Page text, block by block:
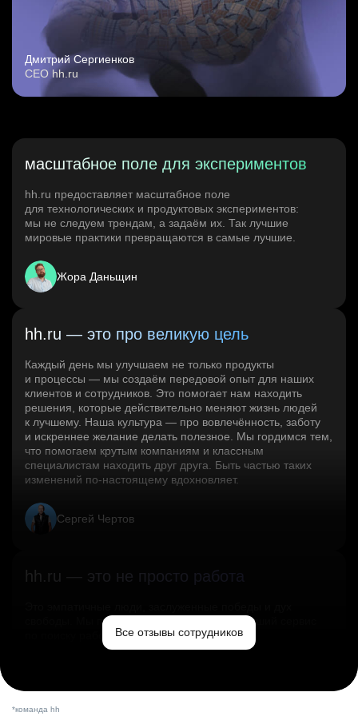
Дмитрий Сергиенков
CEO hh.ru
масштабное поле для экспериментов
hh.ru предоставляет масштабное поле
для технологических и продуктовых экспериментов:
мы не следуем трендам, а задаём их. Так лучшие
мировые практики превращаются в самые лучшие.
Жора Даньщин
hh.ru — это про великую цель
Каждый день мы улучшаем не только продукты
и процессы — мы создаём передовой опыт для наших
клиентов и сотрудников. Это помогает нам находить
решения, которые действительно меняют жизнь людей
к лучшему. Наша культура — про вовлечённость, заботу
и искреннее желание делать полезное. Мы гордимся тем,
что помогаем крутым компаниям и классным
специалистам находить друг друга. Быть частью таких
изменений по‑настоящему вдохновляет.
Сергей Чертов
hh.ru — это не просто работа
свободы. Мы помогаем миру и создаём лучший сервис
по поиску работы в стране.Все отзывы сотрудников
*команда hh